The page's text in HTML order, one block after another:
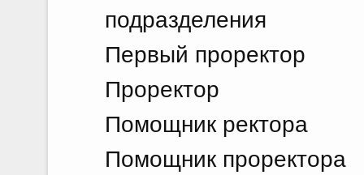
подразделения
Первый проректор
Проректор
Помощник ректора
Помощник проректора